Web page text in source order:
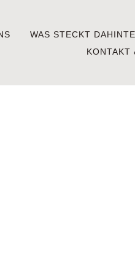
WAS STECKT
KONTAKT